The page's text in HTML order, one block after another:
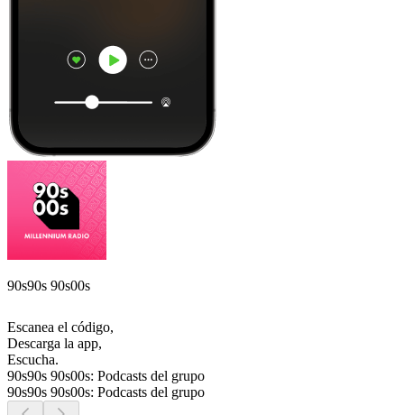
90s90s 90s00s
Escanea el código,
Descarga la app,
Escucha.
90s90s 90s00s: Podcasts del grupo
90s90s 90s00s: Podcasts del grupo